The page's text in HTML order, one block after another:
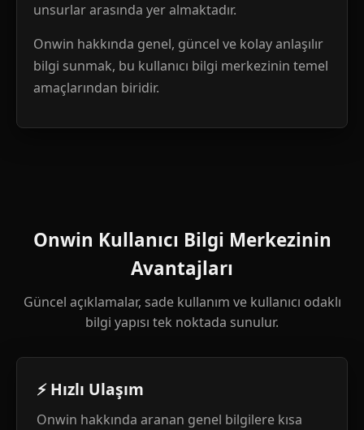
unsurlar arasında yer almaktadır.
Onwin hakkında genel, güncel ve kolay anlaşılır
bilgi sunmak, bu kullanıcı bilgi merkezinin temel
amaçlarından biridir.
Onwin Kullanıcı Bilgi Merkezinin
Avantajları
Güncel açıklamalar, sade kullanım ve kullanıcı odaklı
bilgi yapısı tek noktada sunulur.
⚡ Hızlı Ulaşım
Onwin hakkında aranan genel bilgilere kısa